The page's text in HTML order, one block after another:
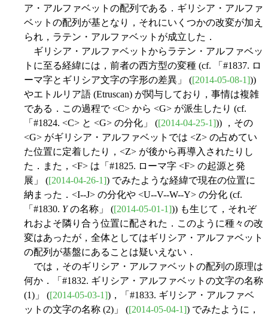
ア・アルファベットの配列である．ギリシア・アルファ
ベットの配列が基となり，それにいくつかの改変が加え
られ，ラテン・アルファベットが成立した．
ギリシア・アルファベットからラテン・アルファベッ
トに至る経緯には，前者の西方型の変種 (cf. 「#1837. ロ
ーマ字とギリシア文字の字形の差異」 ([2014-05-08-1]))
やエトルリア語 (Etruscan) が関与しており，事情は複雑
である．この過程で <C> から <G> が派生したり (cf.
「#1824. <C> と <G> の分化」 ([2014-04-25-1])) ，その
<G> がギリシア・アルファベットでは <Z> の占めてい
た位置に定着したり，<Z> が後から再導入されたりし
た．また，<F> は「#1825. ローマ字 <F> の起源と発
展」 ([2014-04-26-1]) でみたような経緯で現在の位置に
納まった．<I--J> の分化や <U--V--W--Y> の分化 (cf.
「#1830. Yの名称」 ([2014-05-01-1])) も生じて，それぞ
れおよそ隣り合う位置に配された．このように種々の改
変はあったが，全体としてはギリシア・アルファベット
の配列が基盤にあることは疑いえない．
では，そのギリシア・アルファベットの配列の原理は
何か．「#1832. ギリシア・アルファベットの文字の名称
(1)」 ([2014-05-03-1])，「#1833. ギリシア・アルファベ
ットの文字の名称 (2)」 ([2014-05-04-1]) でみたように，